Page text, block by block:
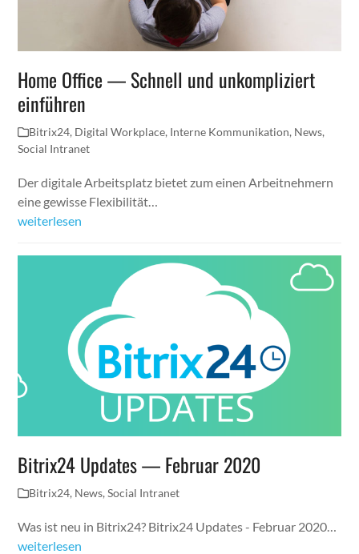
Home Office — Schnell und unkompliziert
einführen
Bitrix24, Digital Workplace, Interne Kommunikation, News,
Social Intranet
Der digitale Arbeitsplatz bietet zum einen Arbeitnehmern
eine gewisse Flexibilität…
weiterlesen
Bitrix24 Updates — Februar 2020
Bitrix24, News,Social Intranet
Was ist neu in Bitrix24? Bitrix24 Updates - Februar 2020…
weiterlesen